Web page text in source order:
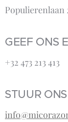
Populierenlaan
GEEF ONS
+32 473 213 413‬
STUUR